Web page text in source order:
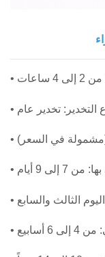
ساعات
التخدير: تخدير عام
9 أيام
اليوم الثالث والسابع
أسابيع